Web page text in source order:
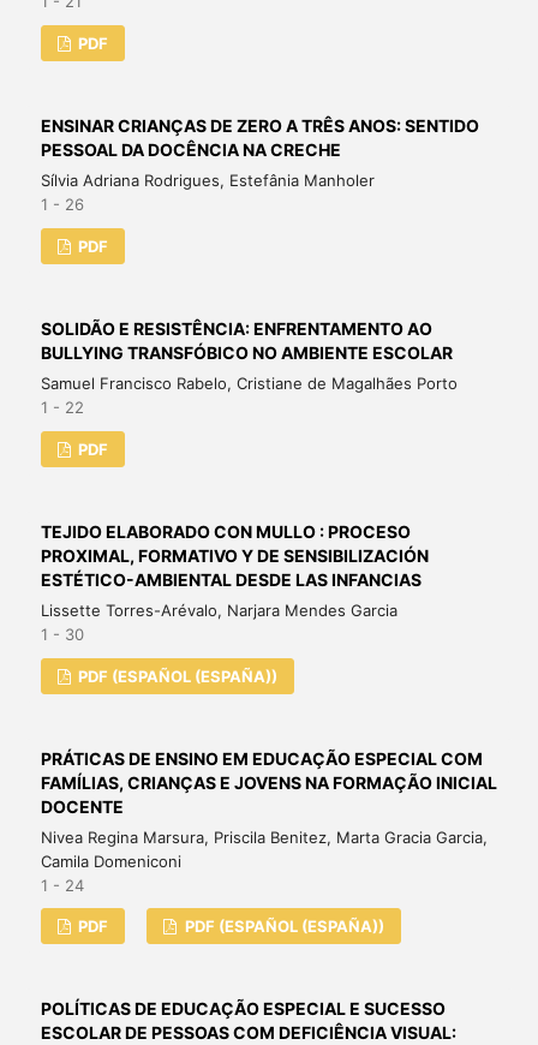
PDF
ENSINAR CRIANÇAS DE ZERO A TRÊS ANOS: SENTIDO
PESSOAL DA DOCÊNCIA NA CRECHE
Sílvia Adriana Rodrigues, Estefânia Manholer
1 - 26
PDF
SOLIDÃO E RESISTÊNCIA: ENFRENTAMENTO AO
BULLYING TRANSFÓBICO NO AMBIENTE ESCOLAR
Samuel Francisco Rabelo, Cristiane de Magalhães Porto
1 - 22
PDF
TEJIDO ELABORADO CON MULLO : PROCESO
PROXIMAL, FORMATIVO Y DE SENSIBILIZACIÓN
ESTÉTICO-AMBIENTAL DESDE LAS INFANCIAS
Lissette Torres-Arévalo, Narjara Mendes Garcia
1 - 30
PDF (ESPAÑOL (ESPAÑA))
PRÁTICAS DE ENSINO EM EDUCAÇÃO ESPECIAL COM
FAMÍLIAS, CRIANÇAS E JOVENS NA FORMAÇÃO INICIAL
DOCENTE
Nivea Regina Marsura, Priscila Benitez, Marta Gracia Garcia,
Camila Domeniconi
1 - 24
PDF PDF (ESPAÑOL (ESPAÑA))
POLÍTICAS DE EDUCAÇÃO ESPECIAL E SUCESSO
ESCOLAR DE PESSOAS COM DEFICIÊNCIA VISUAL: